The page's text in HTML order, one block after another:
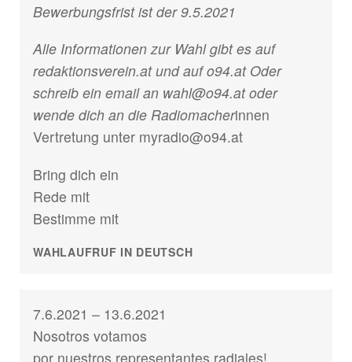
Bewerbungsfrist ist der 9.5.2021
Alle Informationen zur Wahl gibt es auf
redaktionsverein.at und auf o94.at Oder
schreib ein email an wahl@o94.at oder
wende dich an die Radiomacherinnen
Vertretung unter myradio@o94.at
Bring dich ein
Rede mit
Bestimme mit
WAHLAUFRUF IN DEUTSCH
7.6.2021 – 13.6.2021
Nosotros votamos
por nuestros representantes radiales!